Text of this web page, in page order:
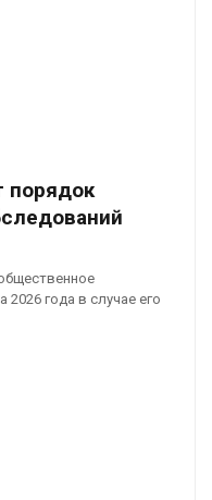
порядок
2026 года в случае его